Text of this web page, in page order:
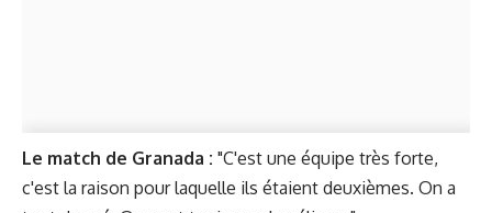
Le match de Granada : "C'est une équipe très forte,
c'est la raison pour laquelle ils étaient deuxièmes. On a